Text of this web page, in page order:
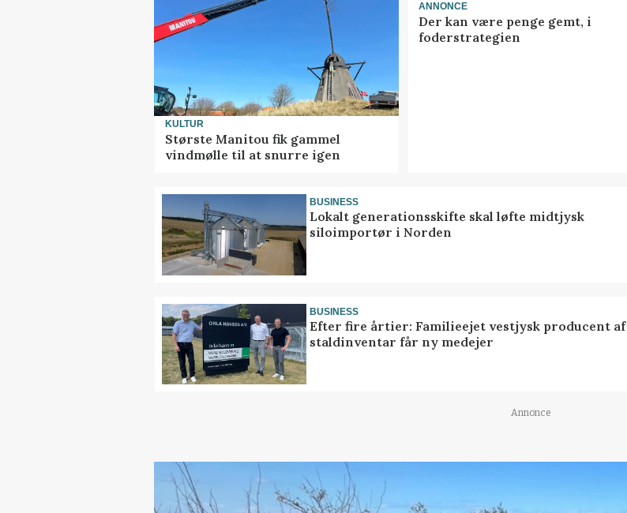
KULTUR
Største Manitou fik gammel
vindmølle til at snurre igen
ANNONCE
Der kan være penge gemt, i
foderstrategien
BUSINESS
Lokalt generationsskifte skal løfte midtjysk
siloimportør i Norden
BUSINESS
Efter fire årtier: Familieejet vestjysk producent af
staldinventar får ny medejer
Annonce